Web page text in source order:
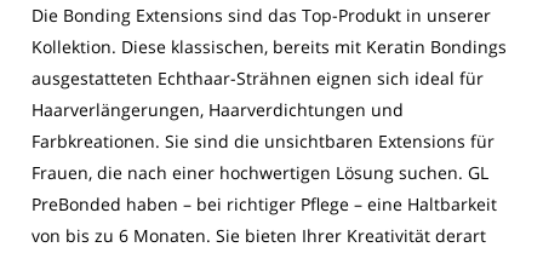
Die Bonding Extensions sind das Top-Produkt in unserer
Kollektion. Diese klassischen, bereits mit Keratin Bondings
ausgestatteten Echthaar-Strähnen eignen sich ideal für
Haarverlängerungen, Haarverdichtungen und
Farbkreationen. Sie sind die unsichtbaren Extensions für
Frauen, die nach einer hochwertigen Lösung suchen. GL
PreBonded haben – bei richtiger Pflege – eine Haltbarkeit
von bis zu 6 Monaten. Sie bieten Ihrer Kreativität derart